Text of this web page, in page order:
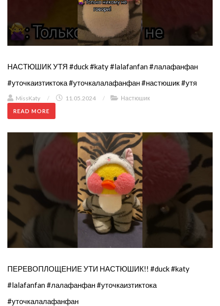
НАСТЮШИК УТЯ #duck #katy #lalafanfan #лалафанфан
#уточкаизтиктока #уточкалалафанфан #настюшик #утя
MissKaty / 11.05.2024 / Настюшик
READ MORE
ПЕРЕВОПЛОЩЕНИЕ УТИ НАСТЮШИК!! #duck #katy
#lalafanfan #лалафанфан #уточкаизтиктока
#уточкалалафанфан